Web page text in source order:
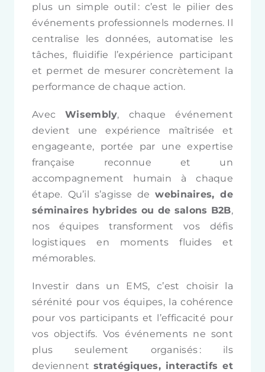
plus un simple outil : c’est le pilier des
événements professionnels modernes. Il
centralise les données, automatise les
tâches, fluidifie l’expérience participant
et permet de mesurer concrètement la
performance de chaque action.
AvecWisembly, chaque événement
devient une expérience maîtrisée et
engageante, portée par une expertise
française reconnue et un
accompagnement humain à chaque
étape. Qu’il s’agisse dewebinaires, de
séminaires hybrides ou de salons B2B,
nos équipes transforment vos défis
logistiques en moments fluides et
mémorables.
Investir dans un EMS, c’est choisir la
sérénité pour vos équipes, la cohérence
pour vos participants et l’efficacité pour
vos objectifs. Vos événements ne sont
plus seulement organisés : ils
deviennentstratégiques, interactifs et